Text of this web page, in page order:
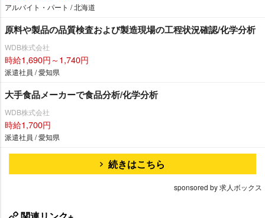
アルバイト・パート / 北海道
原料や製品の品質検査および製造現場の工程状況確認/化学分析
WDB株式会社
時給1,690円～1,740円
派遣社員 / 愛知県
大手食品メーカーで食品分析/化学分析
WDB株式会社
時給1,700円
派遣社員 / 愛知県
続きはこちら
sponsored by 求人ボックス